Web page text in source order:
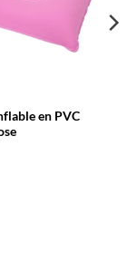
en PVC